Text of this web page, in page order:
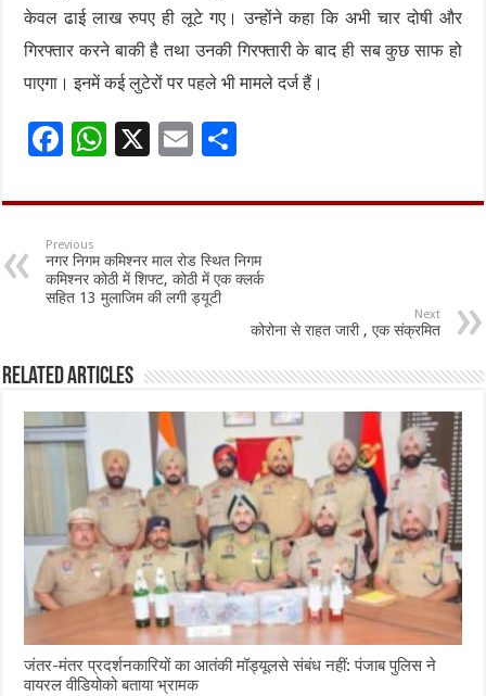
केवल ढाई लाख रुपए ही लूटे गए। उन्होंने कहा कि अभी चार दोषी और
गिरफ्तार करने बाकी है तथा उनकी गिरफ्तारी के बाद ही सब कुछ साफ हो
पाएगा। इनमें कई लुटेरों पर पहले भी मामले दर्ज हैं।
F
e
b
o
o
W
at
sA
p
p
X
E
ai
l
ar
e
Previous
नगर निगम कमिश्नर माल रोड स्थित निगम
कमिश्नर कोठी में शिफ्ट, कोठी में एक क्लर्क
सहित 13 मुलाजिम की लगी ड्यूटी
Next
कोरोना से राहत जारी , एक संक्रमित
Related Articles
जंतर-मंतर प्रदर्शनकारियों का आतंकी मॉड्यूलसे संबंध नहीं: पंजाब पुलिस ने
वायरल वीडियोको बताया भ्रामक